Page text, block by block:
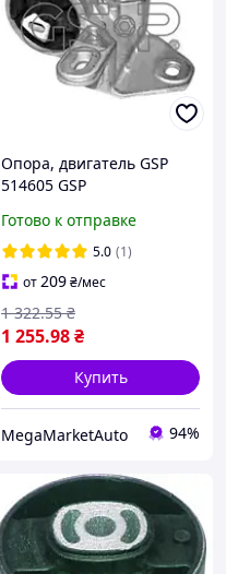
Опора, двигатель GSP
514605 GSP
Готово к отправке
5.0 (1)
от209₴/мес
1 255.98₴
1 322.55 ₴
Купить
MegaMarketAuto 94%